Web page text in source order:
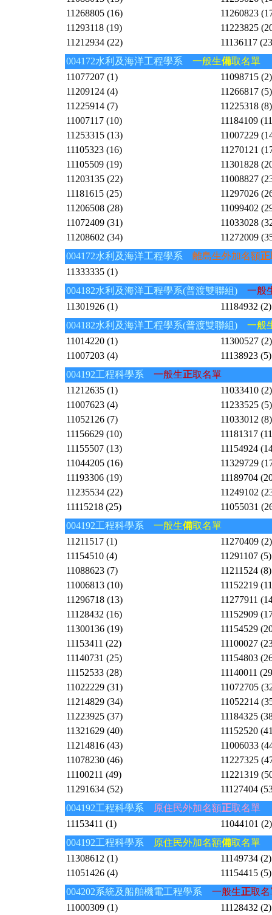
11268805 (16)
11260823
11293118 (19)
11223825
11212934 (22)
11136117
004172水利及海洋工程學系
一般生備取名單
11077207 (1)
11098715 (2)
11209124 (4)
11266817 (5)
11225914 (7)
11225318 (8)
11007117 (10)
11184109
11253315 (13)
11007229
11105323 (16)
11270121
11105509 (19)
11301828
11203135 (22)
11008827
11181615 (25)
11297026
11206508 (28)
11099402
11072409 (31)
11033028
11208602 (34)
11272009
004172水利及海洋工程學系
離島生外加名額正
11333335 (1)
004182水利及海洋工程學系(普渡雙聯組)
一般
11301926 (1)
11184932 (2)
004182水利及海洋工程學系(普渡雙聯組)
一般
11014220 (1)
11300527 (2)
11007203 (4)
11138923 (5)
004192工程科學系
一般生正取名單
11212635 (1)
11033410 (2)
11007623 (4)
11233525 (5)
11052126 (7)
11033012 (8)
11156629 (10)
11181317
11155507 (13)
11154924
11044205 (16)
11329729
11193306 (19)
11189704
11235534 (22)
11249102
11115218 (25)
11055031
004192工程科學系
一般生備取名單
11211517 (1)
11270409 (2)
11154510 (4)
11291107 (5)
11088623 (7)
11211524 (8)
11006813 (10)
11152219
11296718 (13)
11277911
11128432 (16)
11152909
11300136 (19)
11154529
11153411 (22)
11100027
11140731 (25)
11154803
11152533 (28)
11140011
11022229 (31)
11072705
11214829 (34)
11052214
11223925 (37)
11184325
11321629 (40)
11152520
11214816 (43)
11006033
11078230 (46)
11227325
11100211 (49)
11221319
11291634 (52)
11127404
004192工程科學系
原住民外加名額正取名單
11153411 (1)
11044101 (2)
004192工程科學系
原住民外加名額備取名單
11308612 (1)
11149734 (2)
11051426 (4)
11154415 (5)
004202系統及船舶機電工程學系
一般生正取名
11000309 (1)
11128432 (2)